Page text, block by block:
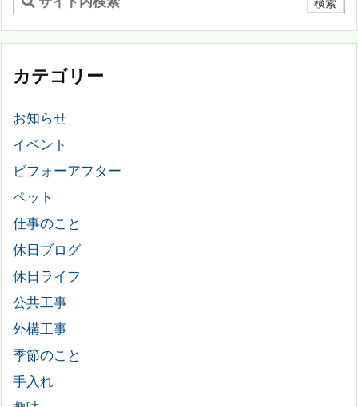
カテゴリー
お知らせ
イベント
ビフォーアフター
ペット
仕事のこと
休日ブログ
休日ライフ
公共工事
外構工事
季節のこと
手入れ